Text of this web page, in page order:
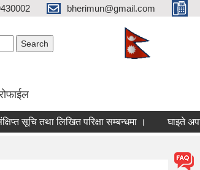
bherimun@gmail.com
सूचि तथा लिखित परिक्षा सम्बन्धमा । घाइते